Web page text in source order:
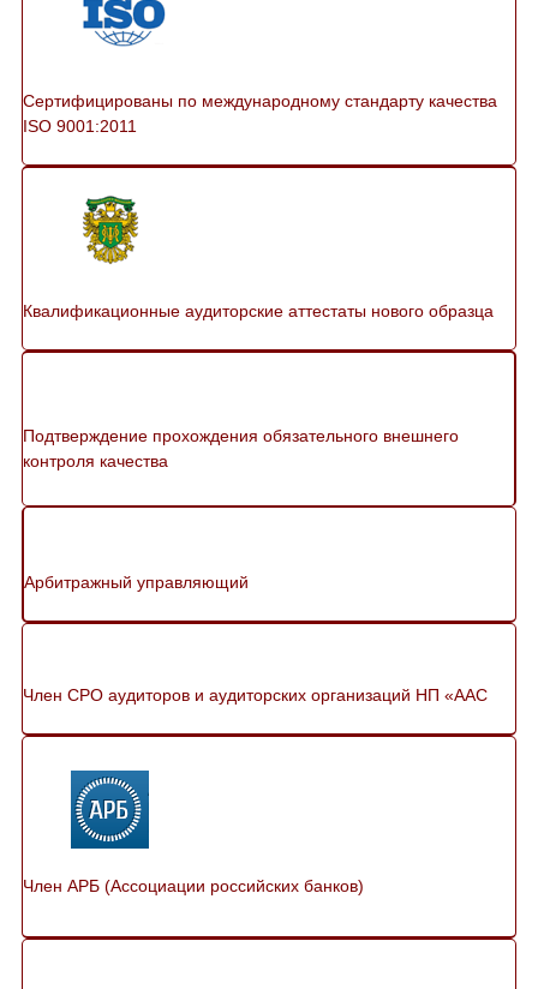
Сертифицированы по международному стандарту качества
ISO 9001:2011
Квалификационные аудиторские аттестаты нового образца
Подтверждение прохождения обязательного внешнего
контроля качества
Арбитражный управляющий
Член СРО аудиторов и аудиторских организаций НП «ААС
Член АРБ (Ассоциации российских банков)